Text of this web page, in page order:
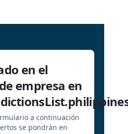
en el
empresa en
a continuación
se pondrán en